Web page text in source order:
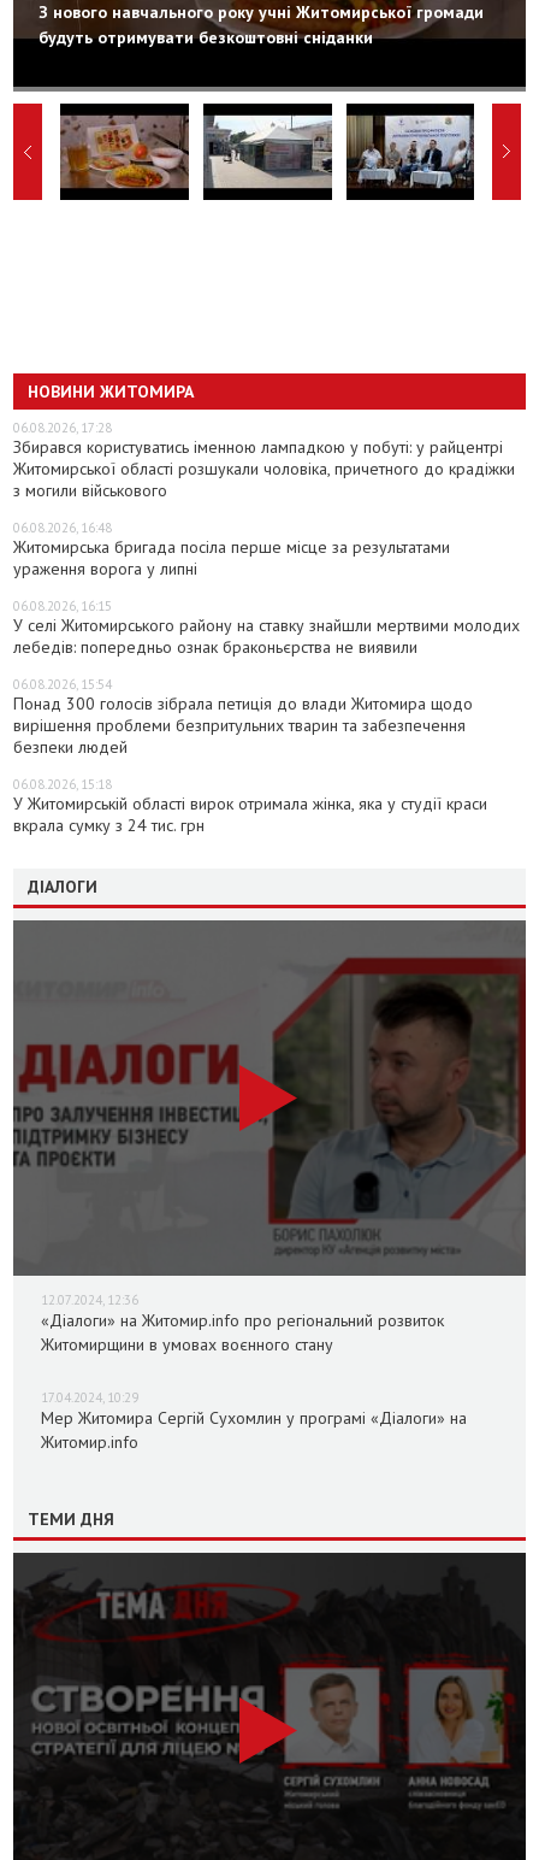
З нового навчального року учні Житомирської громади
будуть отримувати безкоштовні сніданки
НОВИНИ ЖИТОМИРА
06.08.2026, 17:28
Збирався користуватись іменною лампадкою у побуті: у райцентрі
Житомирської області розшукали чоловіка, причетного до крадіжки
з могили військового
06.08.2026, 16:48
Житомирська бригада посіла перше місце за результатами
ураження ворога у липні
06.08.2026, 16:15
У селі Житомирського району на ставку знайшли мертвими молодих
лебедів: попередньо ознак браконьєрства не виявили
06.08.2026, 15:54
Понад 300 голосів зібрала петиція до влади Житомира щодо
вирішення проблеми безпритульних тварин та забезпечення
безпеки людей
06.08.2026, 15:18
У Житомирській області вирок отримала жінка, яка у студії краси
вкрала сумку з 24 тис. грн
ДІАЛОГИ
12.07.2024, 12:36
«Діалоги» на Житомир.info про регіональний розвиток
Житомирщини в умовах воєнного стану
17.04.2024, 10:29
Мер Житомира Сергій Сухомлин у програмі «Діалоги» на
Житомир.info
ТЕМИ ДНЯ